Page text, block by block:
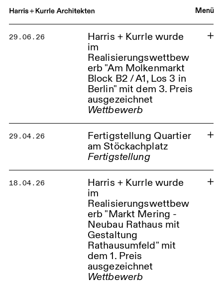
Menü
29.06.26
Harris + Kurrle wurde
im
Realisierungswettbew
erb "Am Molkenmarkt
Block B2 / A1, Los 3 in
Berlin" mit dem 3. Preis
ausgezeichnet
Wettbewerb
Am Molkenmarkt Berlin
29.04.26
Fertigstellung Quartier
am Stöckachplatz
Fertigstellung
Stöckachplatz in Stuttgart
Quartier Stöckachplatz
18.04.26
Harris + Kurrle wurde
im
Realisierungswettbew
erb "Markt Mering -
Neubau Rathaus mit
Gestaltung
Rathausumfeld" mit
dem 1. Preis
ausgezeichnet
Wettbewerb